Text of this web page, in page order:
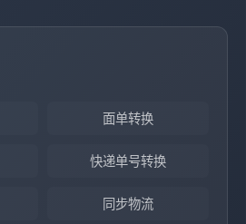
面单转换
快递单号转换
同步物流